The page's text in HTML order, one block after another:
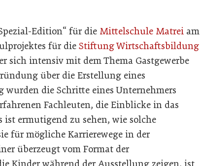
Edition“ für die Mittelschule Matrei am
für die Stiftung Wirtschaftsbildung
sich intensiv mit dem Thema Gastgewerbe
über die Erstellung eines
wurden die Schritte eines Unternehmers
Fachleuten, die Einblicke in das
ist ermutigend zu sehen, wie solche
für mögliche Karrierewege in der
überzeugt vom Format der